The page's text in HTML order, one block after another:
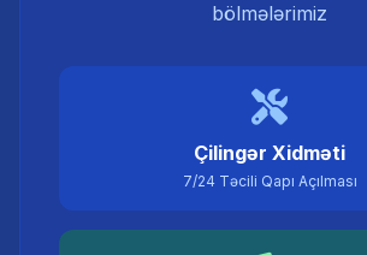
bölmələrimiz
Çilingər Xidməti
7/24 Təcili Qapı Açılması